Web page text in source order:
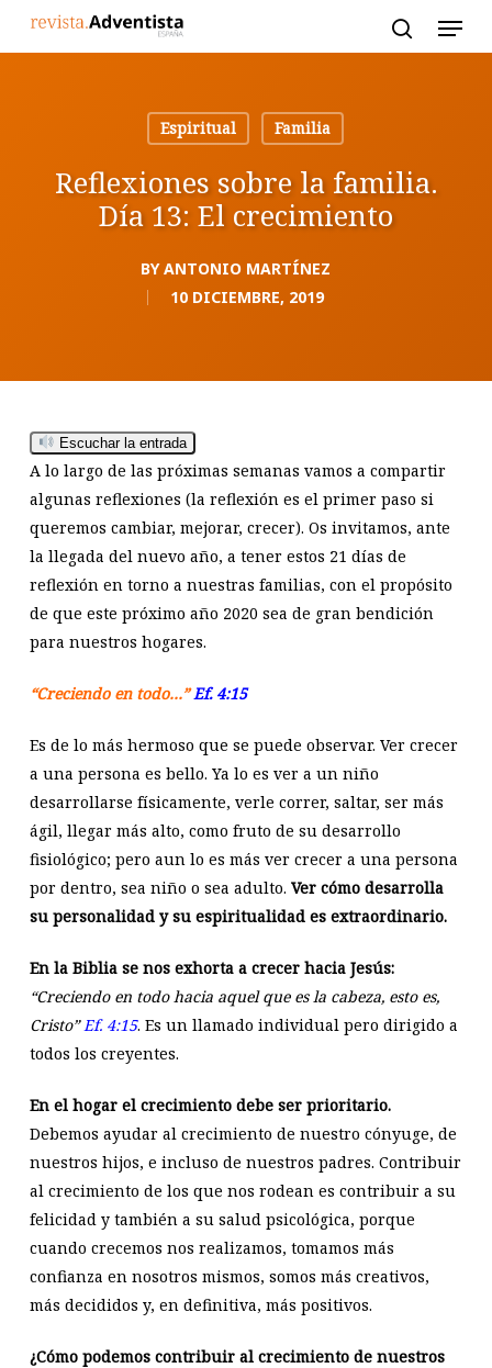
Espiritual
Familia
Reflexiones sobre la familia.
Día 13: El crecimiento
BY ANTONIO MARTÍNEZ
10 DICIEMBRE, 2019
Escuchar la entrada
A lo largo de las próximas semanas vamos a compartir
algunas reflexiones (la reflexión es el primer paso si
queremos cambiar, mejorar, crecer). Os invitamos, ante
la llegada del nuevo año, a tener estos 21 días de
reflexión en torno a nuestras familias, con el propósito
de que este próximo año 2020 sea de gran bendición
para nuestros hogares.
“Creciendo en todo…”Ef. 4:15
Es de lo más hermoso que se puede observar. Ver crecer
a una persona es bello. Ya lo es ver a un niño
desarrollarse físicamente, verle correr, saltar, ser más
ágil, llegar más alto, como fruto de su desarrollo
fisiológico; pero aun lo es más ver crecer a una persona
por dentro, sea niño o sea adulto. Ver cómo desarrolla
su personalidad y su espiritualidad es extraordinario.
En la Biblia se nos exhorta a crecer hacia Jesús:
“Creciendo en todo hacia aquel que es la cabeza, esto es,
Cristo”Ef. 4:15. Es un llamado individual pero dirigido a
todos los creyentes.
En el hogar el crecimiento debe ser prioritario.
Debemos ayudar al crecimiento de nuestro cónyuge, de
nuestros hijos, e incluso de nuestros padres. Contribuir
al crecimiento de los que nos rodean es contribuir a su
felicidad y también a su salud psicológica, porque
cuando crecemos nos realizamos, tomamos más
confianza en nosotros mismos, somos más creativos,
más decididos y, en definitiva, más positivos.
¿Cómo podemos contribuir al crecimiento de nuestros